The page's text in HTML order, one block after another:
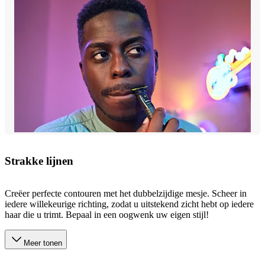
Strakke lijnen
Creëer perfecte contouren met het dubbelzijdige mesje. Scheer in
iedere willekeurige richting, zodat u uitstekend zicht hebt op iedere
haar die u trimt. Bepaal in een oogwenk uw eigen stijl!
Meer tonen